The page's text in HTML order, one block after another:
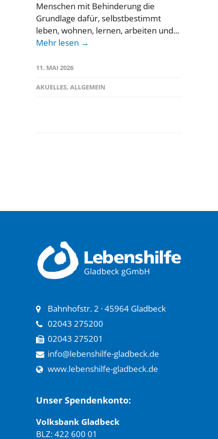
Menschen mit Behinderung die
Grundlage dafür, selbstbestimmt
leben, wohnen, lernen, arbeiten und...
Mehr lesen →
11. MAI 2026
AKUELLES, ALLGEMEIN
Bahnhofstr. 2 · 45964 Gladbeck
02043 275200
02043 275201
info@lebenshilfe-gladbeck.de
www.lebenshilfe-gladbeck.de
Unser Spendenkonto:
Volksbank Gladbeck
BLZ: 422 600 01